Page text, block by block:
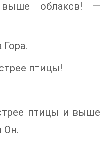
облаков! —
птицы!
птицы и выше
Он.